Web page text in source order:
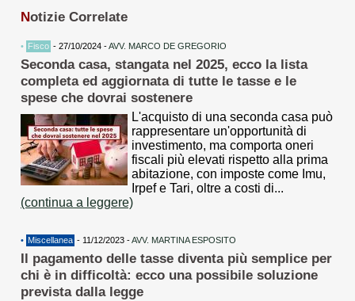
Notizie Correlate
• Fisco - 27/10/2024 -AVV. MARCO DE GREGORIO
Seconda casa, stangata nel 2025, ecco la lista
completa ed aggiornata di tutte le tasse e le
spese che dovrai sostenere
L'acquisto di una seconda casa può
rappresentare un'opportunità di
investimento, ma comporta oneri
fiscali più elevati rispetto alla prima
abitazione, con imposte come Imu,
Irpef e Tari, oltre a costi di...
(continua a leggere)
• Miscellanea - 11/12/2023 -AVV. MARTINA ESPOSITO
Il pagamento delle tasse diventa più semplice per
chi è in difficoltà: ecco una possibile soluzione
prevista dalla legge